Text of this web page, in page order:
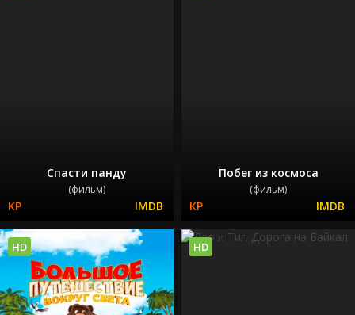
Спасти панду
(фильм)
Побег из космоса
(фильм)
HD HD